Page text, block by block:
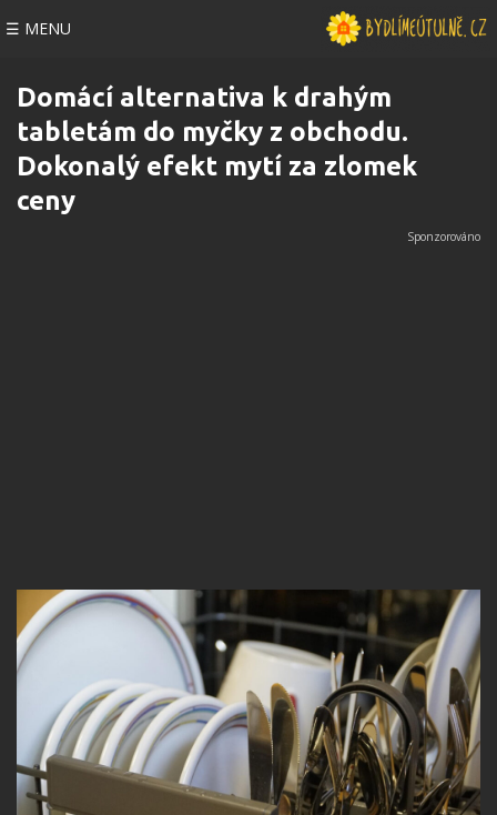
☰ MENU
Domácí alternativa k drahým
tabletám do myčky z obchodu.
Dokonalý efekt mytí za zlomek
ceny